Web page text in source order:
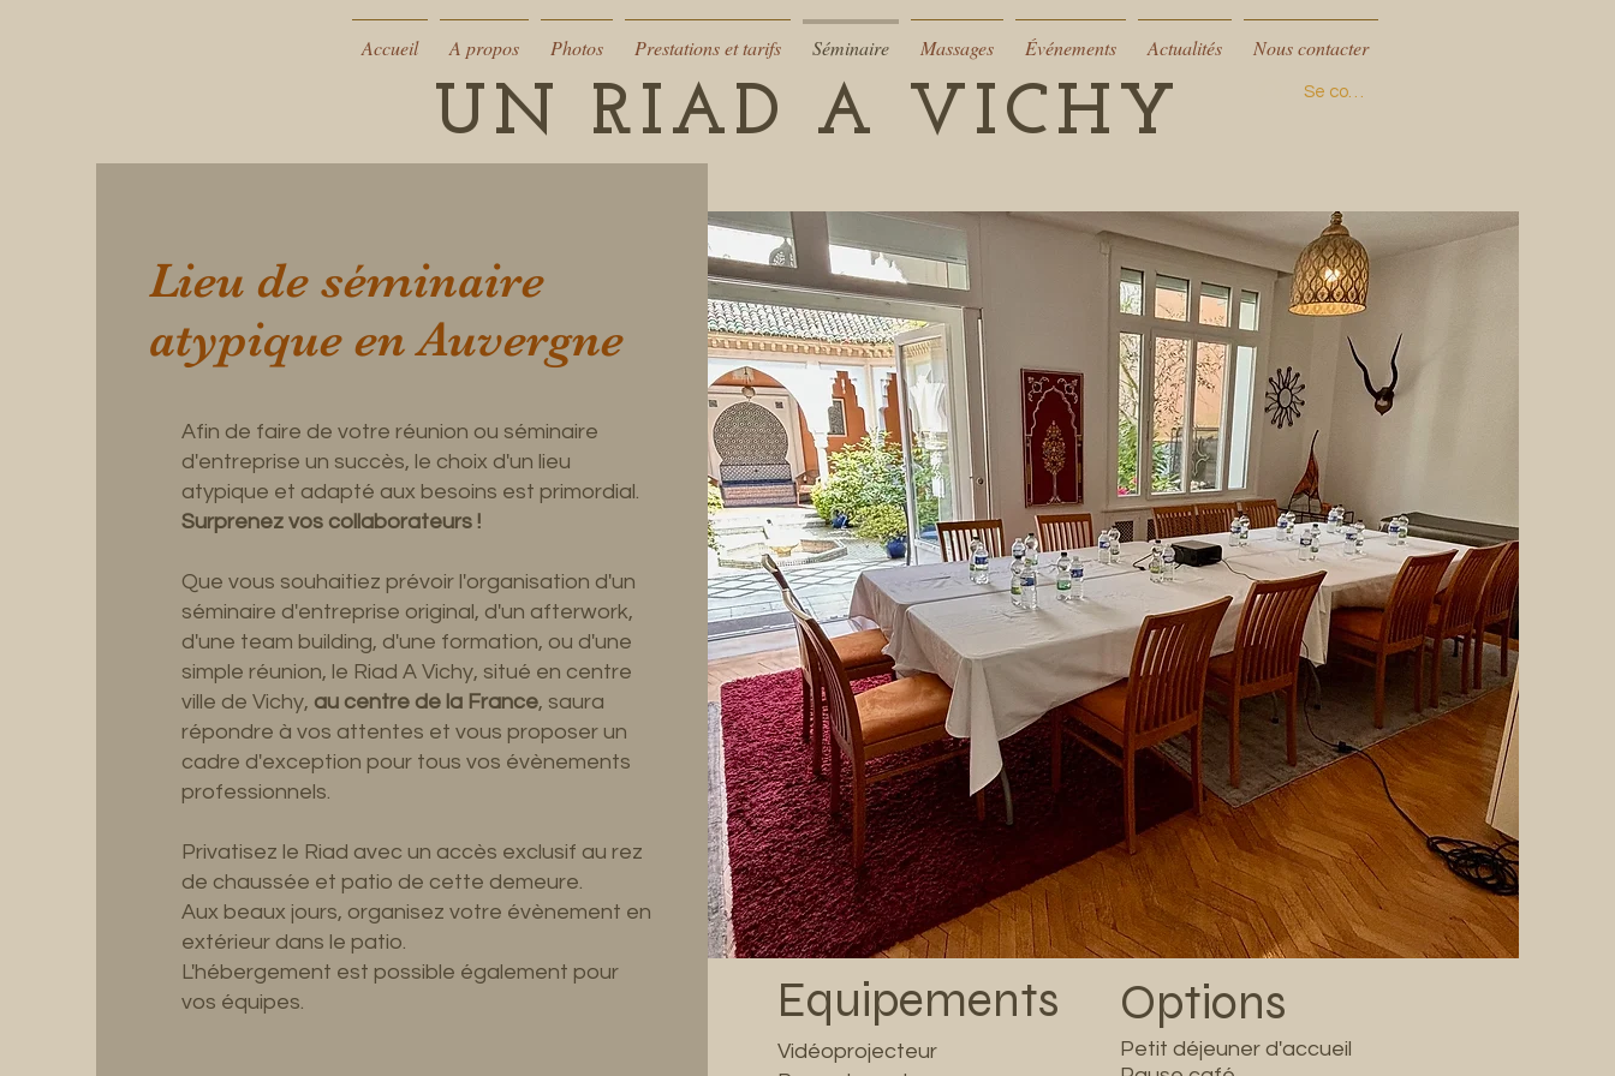
Accueil A propos Photos Prestations et tarifs Séminaire Massages Événements Actualités Nous contacter
UN RIAD A VICHY Se connecter
Lieu de séminaire
atypique en Auvergne
Afin de faire de votre réunion ou séminaire
d'entreprise un succès, le choix d'un lieu
atypique et adapté aux besoins est primordial.
Surprenez vos collaborateurs !
Que vous souhaitiez prévoir l'organisation d'un
séminaire d'entreprise original, d'un afterwork,
d'une team building, d'une formation, ou d'une
simple réunion, le Riad A Vichy, situé en centre
ville de Vichy, au centre de la France, saura
répondre à vos attentes et vous proposer un
cadre d'exception pour tous vos évènements
professionnels.
Privatisez le Riad avec un accès exclusif au rez
de chaussée et patio de cette demeure.
Aux beaux jours, organisez votre évènement en
extérieur dans le patio.
L'hébergement est possible également pour
vos équipes.
Equipements Options
Vidéoprojecteur
Petit déjeuner d'accueil